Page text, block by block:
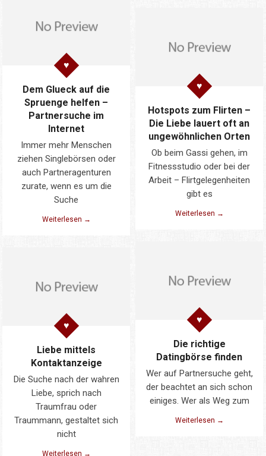
Dem Glueck auf die
Spruenge helfen –
Partnersuche im
Internet
Immer mehr Menschen
ziehen Singlebörsen oder
auch Partneragenturen
zurate, wenn es um die
Suche
Weiterlesen →
Hotspots zum Flirten –
Die Liebe lauert oft an
ungewöhnlichen Orten
Ob beim Gassi gehen, im
Fitnessstudio oder bei der
Arbeit – Flirtgelegenheiten
gibt es
Weiterlesen →
Die richtige
Datingbörse finden
Wer auf Partnersuche geht,
der beachtet an sich schon
einiges. Wer als Weg zum
Weiterlesen →
Liebe mittels
Kontaktanzeige
Die Suche nach der wahren
Liebe, sprich nach
Traumfrau oder
Traummann, gestaltet sich
nicht
Weiterlesen →